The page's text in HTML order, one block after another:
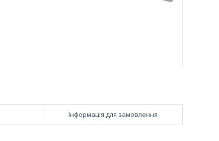
Інформація для замовлення